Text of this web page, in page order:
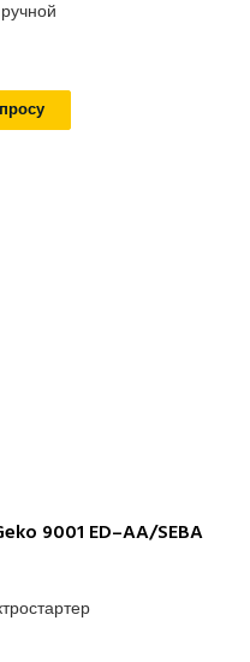
9001 ED–AA/SEBA